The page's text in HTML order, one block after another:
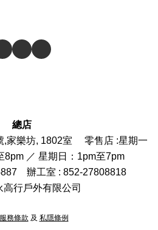
總店
,家樂坊, 1802室 零售店 :星期一
8pm ／ 星期日：1pm至7pm
辦工室 : 852-27808818
高行戶外有限公司
服務條款 及 私隱條例